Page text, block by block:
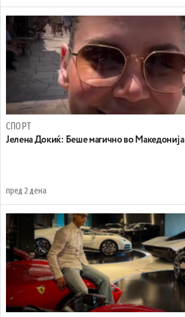
СПОРТ
Јелена Докиќ: Беше магично во Македонија
пред 2 дена